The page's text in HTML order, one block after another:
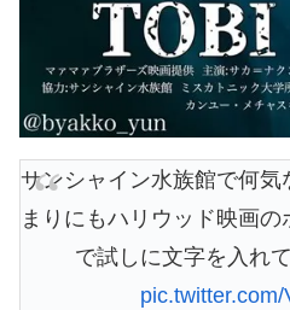
サンシャイン水族館で何
まりにもハリウッド映画
で試しに文字を入れ